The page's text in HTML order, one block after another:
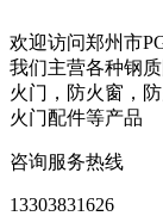
欢迎访问郑州市
我们主营各种钢
火门，防火窗，
火门配件等产品
咨询服务热线
13303831626